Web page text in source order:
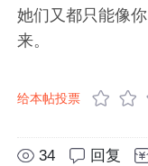
她们又都只能像
来。
给本帖投票
34 回复